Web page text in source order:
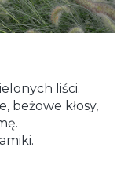
liści.
beżowe kłosy,